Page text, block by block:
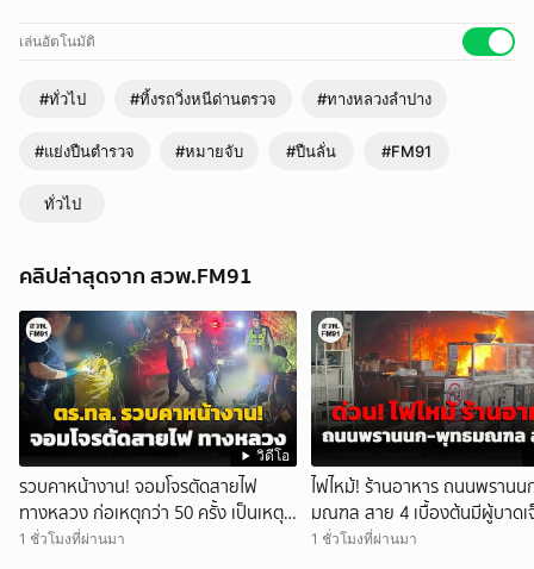
แก้ว หมู่ 4 ซอย 10 อ.เกาะคา จ.ลำปาง
เล่นอัตโนมัติ
#ทั่วไป #ทิ้งรถวิ่งหนีด่านตรวจ #ทางหลวงลำปาง
#แย่งปืนตำรวจ #หมายจับ #ปืนลั่น #FM91
ทั่วไป
คลิปล่าสุดจาก สวพ.FM91
วิดีโอ
รวบคาหน้างาน! จอมโจรตัดสายไฟ
ทางหลวง ก่อเหตุกว่า 50 ครั้ง เป็นเหตุ
ให้ถนนมือ รถชนเจ็บตาย หลายสิบราย
1 ชั่วโมงที่ผ่านมา
ไฟไหม้! ร้านอาหาร ถนนพราน
มณฑล สาย 4 เบื้องต้นมีผู้บาด
ราย
1 ชั่วโมงที่ผ่านมา